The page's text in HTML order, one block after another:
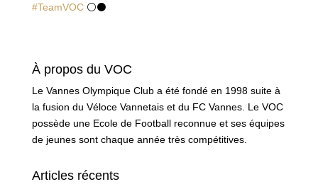
#TeamVOC ⚪️⚫️
À propos du VOC
Le Vannes Olympique Club a été fondé en 1998 suite à
la fusion du Véloce Vannetais et du FC Vannes. Le VOC
possède une Ecole de Football reconnue et ses équipes
de jeunes sont chaque année très compétitives.
Articles récents